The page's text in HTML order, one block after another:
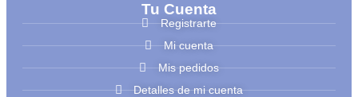
Tu Cuenta
Registrarte
Mi cuenta
Mis pedidos
Detalles de mi cuenta